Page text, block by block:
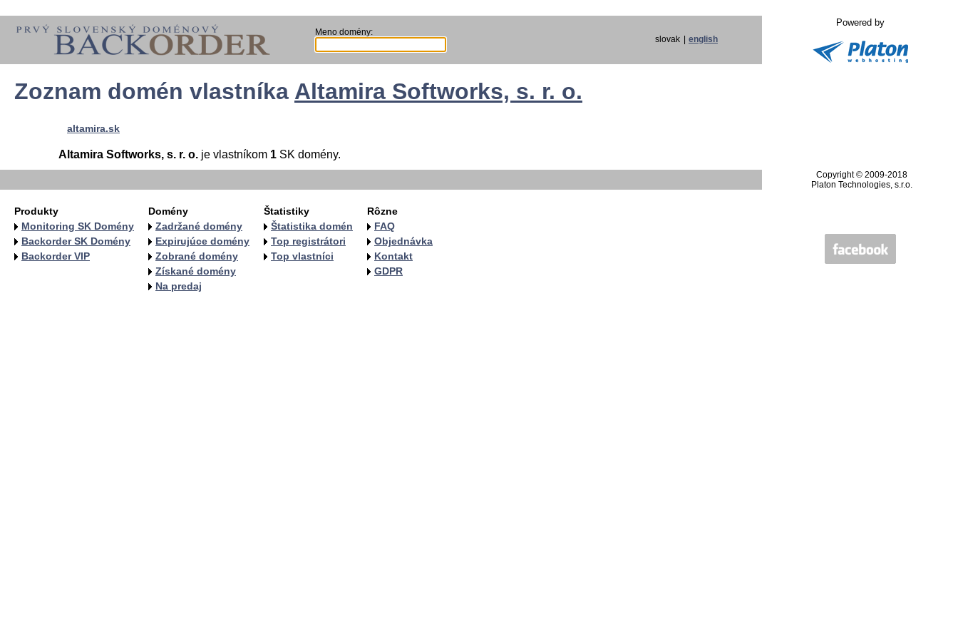
Meno domény:
slovak english
Powered by
Zoznam domén vlastníka Altamira Softworks, s. r. o.
altamira.sk
Altamira Softworks, s. r. o. je vlastníkom 1 SK domény.
Copyright © 2009-2018
Platon Technologies, s.r.o.
Produkty
Monitoring SK Domény
Backorder SK Domény
Backorder VIP
Domény
Zadržané domény
Expirujúce domény
Zobrané domény
Získané domény
Na predaj
Štatistiky
Štatistika domén
Top registrátori
Top vlastníci
Rôzne
FAQ
Objednávka
Kontakt
GDPR